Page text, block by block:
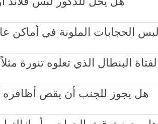
لبس الحجابات الملونة في أماكن
الفتاة البنطال الذي تعلوه تنورة
2065 - هل يجوز للجنب أن يقص